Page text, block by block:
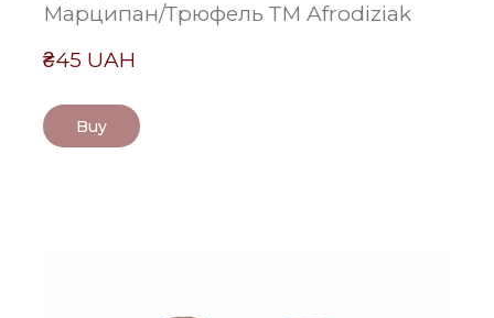
Марципан/Трюфель ТМ Afrodiziak
₴45 UAH
Buy